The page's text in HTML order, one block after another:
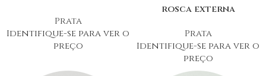
Prata
Identifique-se para ver o
preço
rosca externa
Prata
Identifique-se para ver o
preço